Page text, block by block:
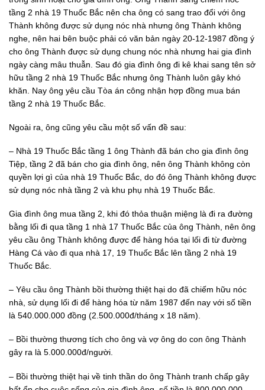
tầng 2 nhà 19 Thuốc Bắc nên cha ông có sang trao đổi với ông
Thành không được sử dụng nóc nhà nhưng ông Thành không
nghe, nên hai bên buộc phải có văn bản ngày 20-12-1987 đồng ý
cho ông Thành được sử dụng chung nóc nhà nhưng hai gia đình
ngày càng mâu thuẫn. Sau đó gia đình ông đi kê khai sang tên sở
hữu tầng 2 nhà 19 Thuốc Bắc nhưng ông Thành luôn gây khó
khăn. Nay ông yêu cầu Tòa án công nhận hợp đồng mua bán
tầng 2 nhà 19 Thuốc Bắc.
Ngoài ra, ông cũng yêu cầu một số vấn đề sau:
– Nhà 19 Thuốc Bắc tầng 1 ông Thành đã bán cho gia đình ông
Tiệp, tầng 2 đã bán cho gia đình ông, nên ông Thành không còn
quyền lợi gì của nhà 19 Thuốc Bắc, do đó ông Thành không được
sử dụng nóc nhà tầng 2 và khu phụ nhà 19 Thuốc Bắc.
Gia đình ông mua tầng 2, khi đó thỏa thuận miệng là đi ra đường
bằng lối đi qua tầng 1 nhà 17 Thuốc Bắc của ông Thành, nên ông
yêu cầu ông Thành không được để hàng hóa tại lối đi từ đường
Hàng Cá vào đi qua nhà 17, 19 Thuốc Bắc lên tầng 2 nhà 19
Thuốc Bắc.
– Yêu cầu ông Thành bồi thường thiệt hại do đã chiếm hữu nóc
nhà, sử dụng lối đi để hàng hóa từ năm 1987 đến nay với số tiền
là 540.000.000 đồng (2.500.000đ/tháng x 18 năm).
– Bồi thường thương tích cho ông và vợ ông do con ông Thành
gây ra là 5.000.000đ/người.
– Bồi thường thiệt hại về tinh thần do ông Thành tranh chấp gây